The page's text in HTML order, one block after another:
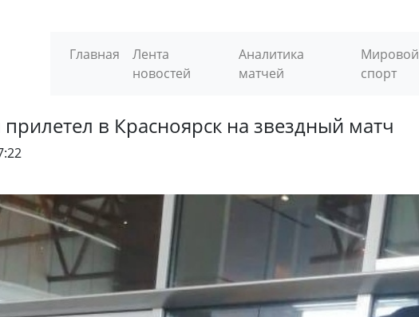
Главная
Лента
новостей
Аналитика
матчей
Мировой
спорт
в Красноярск на звездный матч